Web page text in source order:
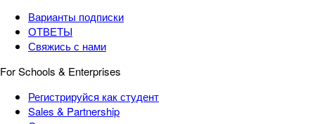
Варианты подписки
ОТВЕТЫ
Свяжись с нами
For Schools & Enterprises
Регистрируйся как студент
Sales & Partnership